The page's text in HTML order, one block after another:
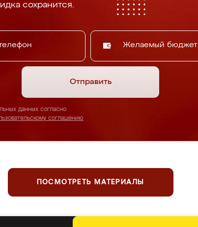
сохранится.
Желаемый бюджет
Отправить
данных согласно
соглашению
ПОСМОТРЕТЬ МАТЕРИАЛЫ